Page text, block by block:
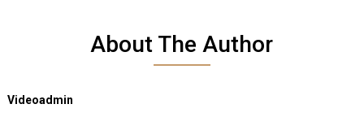
About The Author
Videoadmin